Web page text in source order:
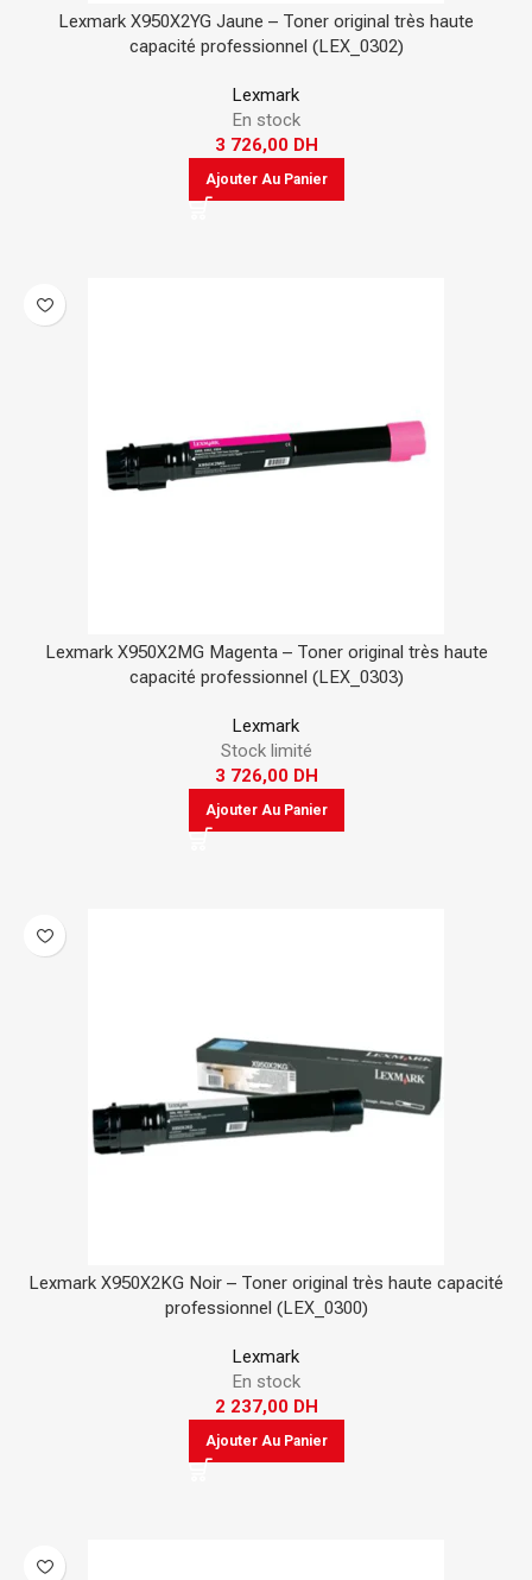
Lexmark X950X2YG Jaune – Toner original très haute
capacité professionnel (LEX_0302)
Lexmark
En stock
3 726,00 DH
Ajouter Au Panier
Lexmark X950X2MG Magenta – Toner original très haute
capacité professionnel (LEX_0303)
Lexmark
Stock limité
3 726,00 DH
Ajouter Au Panier
Lexmark X950X2KG Noir – Toner original très haute capacité
professionnel (LEX_0300)
Lexmark
En stock
2 237,00 DH
Ajouter Au Panier